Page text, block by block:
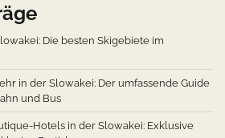
Die besten Skigebiete im
in der Slowakei: Der umfassende Guide
und Bus
Hotels in der Slowakei: Exklusive